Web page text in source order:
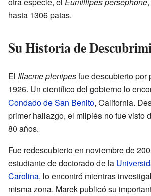
hasta 1306 patas.
Su Historia de
El Illacme plenipesfue descubierto por
1926. Un científico del gobierno lo
Condado de San Benito, California.
primer hallazgo, el milpiés no fue visto
80 años.
Fue redescubierto en noviembre de
estudiante de doctorado de la
Carolina, lo encontró mientras
misma zona. Marek publicó su